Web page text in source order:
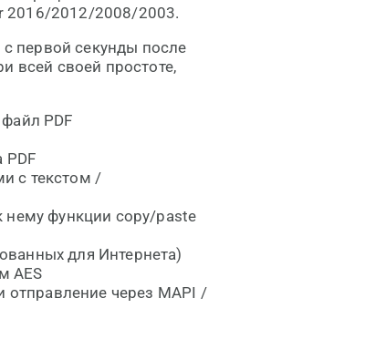
2016/2012/2008/2003.
первой секунды после
всей своей простоте,
PDF
PDF
с текстом /
нему функции copy/paste
для Интернета)
AES
отправление через MAPI /